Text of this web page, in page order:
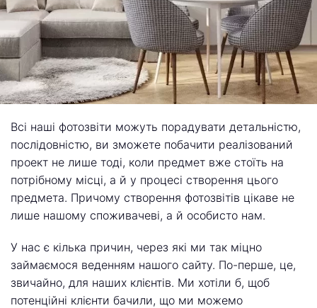
Всі наші фотозвіти можуть порадувати детальністю,
послідовністю, ви зможете побачити реалізований
проект не лише тоді, коли предмет вже стоїть на
потрібному місці, а й у процесі створення цього
предмета. Причому створення фотозвітів цікаве не
лише нашому споживачеві, а й особисто нам.
У нас є кілька причин, через які ми так міцно
займаємося веденням нашого сайту. По-перше, це,
звичайно, для наших клієнтів. Ми хотіли б, щоб
потенційні клієнти бачили, що ми можемо